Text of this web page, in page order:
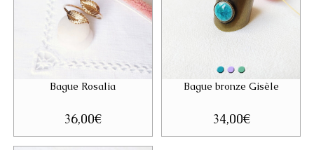
Bague Rosalia
36,00€
Bague bronze Gisèle
34,00€